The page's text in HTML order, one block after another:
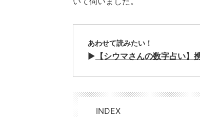
あわせて読みたい！
▶ 【シウマさんの数字占い
INDEX